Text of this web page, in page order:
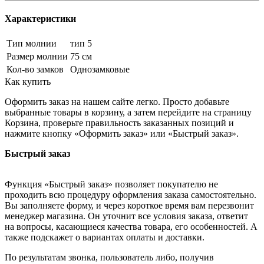
Характеристики
Тип молнии
тип 5
Размер молнии 75 см
Кол-во замков
Однозамковые
Как купить
Оформить заказ на нашем сайте легко. Просто добавьте
выбранные товары в корзину, а затем перейдите на страницу
Корзина, проверьте правильность заказанных позиций и
нажмите кнопку «Оформить заказ» или «Быстрый заказ».
Быстрый заказ
Функция «Быстрый заказ» позволяет покупателю не
проходить всю процедуру оформления заказа самостоятельно.
Вы заполняете форму, и через короткое время вам перезвонит
менеджер магазина. Он уточнит все условия заказа, ответит
на вопросы, касающиеся качества товара, его особенностей. А
также подскажет о вариантах оплаты и доставки.
По результатам звонка, пользователь либо, получив